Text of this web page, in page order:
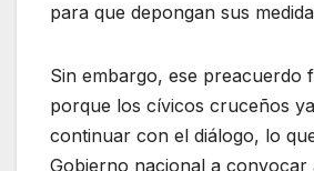
para que depongan sus
Sin embargo, ese preacuerdo
porque los cívicos cruceños
continuar con el diálogo, lo
Gobierno nacional a convocar